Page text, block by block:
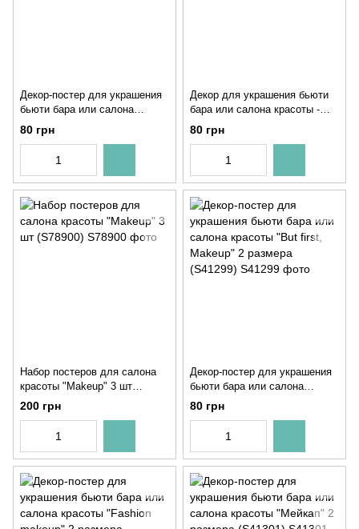
Декор-постер для украшения
бьюти бара или салона
красоты 2 размера (S41298)
80 грн
Декор для украшения бьюти
бара или салона красоты -
постер "But first, lashes" 2
размера (S41290)
80 грн
Набор постеров для салона
красоты "Makeup" 3 шт
(S78900)
200 грн
Декор-постер для украшения
бьюти бара или салона
красоты "But first, Makeup" 2
размера (S41299)
80 грн